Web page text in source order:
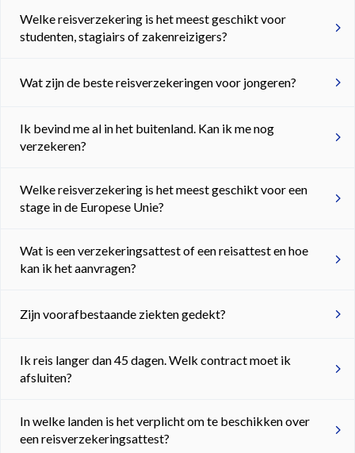
Welke reisverzekering is het meest geschikt voor
studenten, stagiairs of zakenreizigers?
Wat zijn de beste reisverzekeringen voor jongeren?
Ik bevind me al in het buitenland. Kan ik me nog
verzekeren?
Welke reisverzekering is het meest geschikt voor een
stage in de Europese Unie?
Wat is een verzekeringsattest of een reisattest en hoe
kan ik het aanvragen?
Zijn voorafbestaande ziekten gedekt?
Ik reis langer dan 45 dagen. Welk contract moet ik
afsluiten?
In welke landen is het verplicht om te beschikken over
een reisverzekeringsattest?